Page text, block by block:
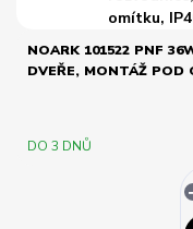
NOARK 101522 PNF
DVEŘE, MONTÁŽ POD
DO 3 DNŮ